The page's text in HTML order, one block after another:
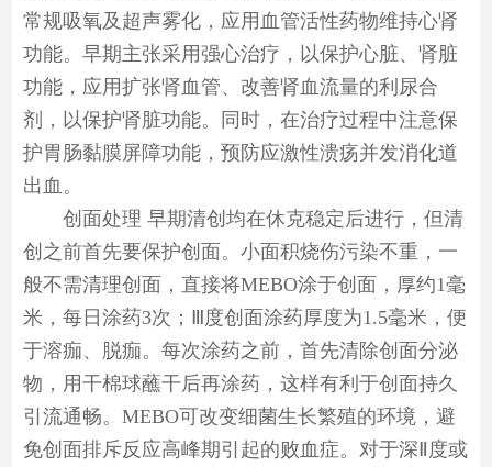
常规吸氧及超声雾化，应用血管活性药物维持心肾
功能。早期主张采用强心治疗，以保护心脏、肾脏
功能，应用扩张肾血管、改善肾血流量的利尿合
剂，以保护肾脏功能。同时，在治疗过程中注意保
护胃肠黏膜屏障功能，预防应激性溃疡并发消化道
出血。
创面处理 早期清创均在休克稳定后进行，但清
创之前首先要保护创面。小面积烧伤污染不重，一
般不需清理创面，直接将MEBO涂于创面，厚约1毫
米，每日涂药3次；Ⅲ度创面涂药厚度为1.5毫米，便
于溶痂、脱痂。每次涂药之前，首先清除创面分泌
物，用干棉球蘸干后再涂药，这样有利于创面持久
引流通畅。MEBO可改变细菌生长繁殖的环境，避
免创面排斥反应高峰期引起的败血症。对于深Ⅱ度或